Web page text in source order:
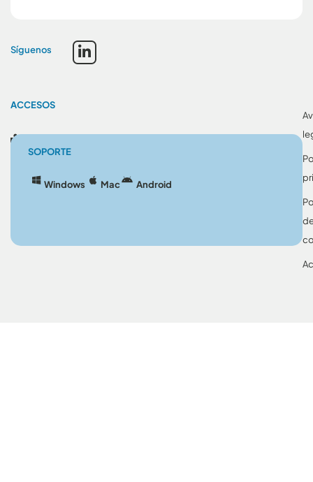
Síguenos
ACCESOS
SOPORTE
Windows Mac Android